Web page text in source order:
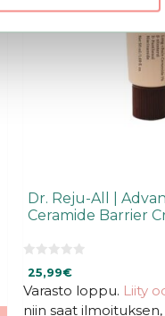
Dr. Reju-All |
Ceramide Barrier
0
5
:
s
t
25,99€
Varasto loppu. Liity
niin saat